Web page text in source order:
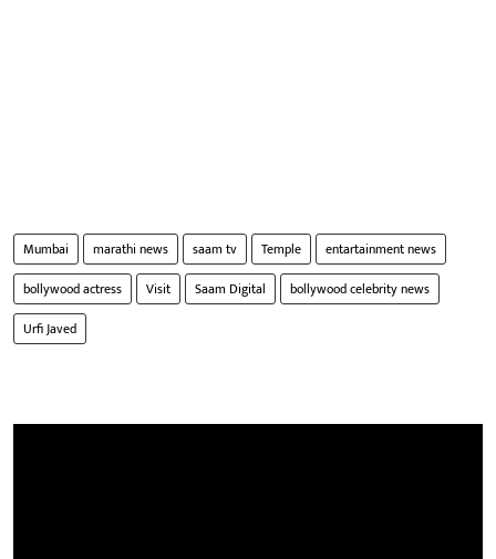
Mumbai marathi news saam tv Temple
entartainment news
bollywood actress
Visit Saam Digital
bollywood celebrity news
Urfi Javed